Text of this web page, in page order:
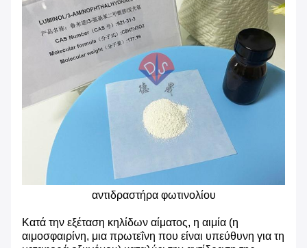
αντιδραστήρα φωτινολίου
Κατά την εξέταση κηλίδων αίματος, η αιμία (η
αιμοσφαιρίνη, μια πρωτεΐνη που είναι υπεύθυνη για τη